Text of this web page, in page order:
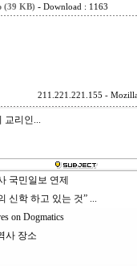
(39 KB)- Download : 1163
211.221.221.155 -
교리인...
국민일보 연제
신학 하고 있는 것” ...
on Dogmatics
사 장소